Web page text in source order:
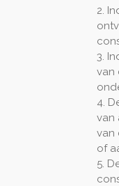
2.
3.
van
4.
van
van
of
5.